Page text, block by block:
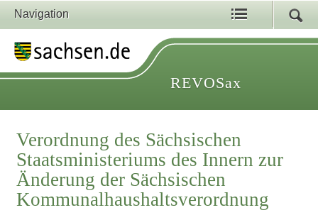
Navigation
REVOSax
Verordnung des Sächsischen
Staatsministeriums des Innern zur
Änderung der Sächsischen
Kommunalhaushaltsverordnung